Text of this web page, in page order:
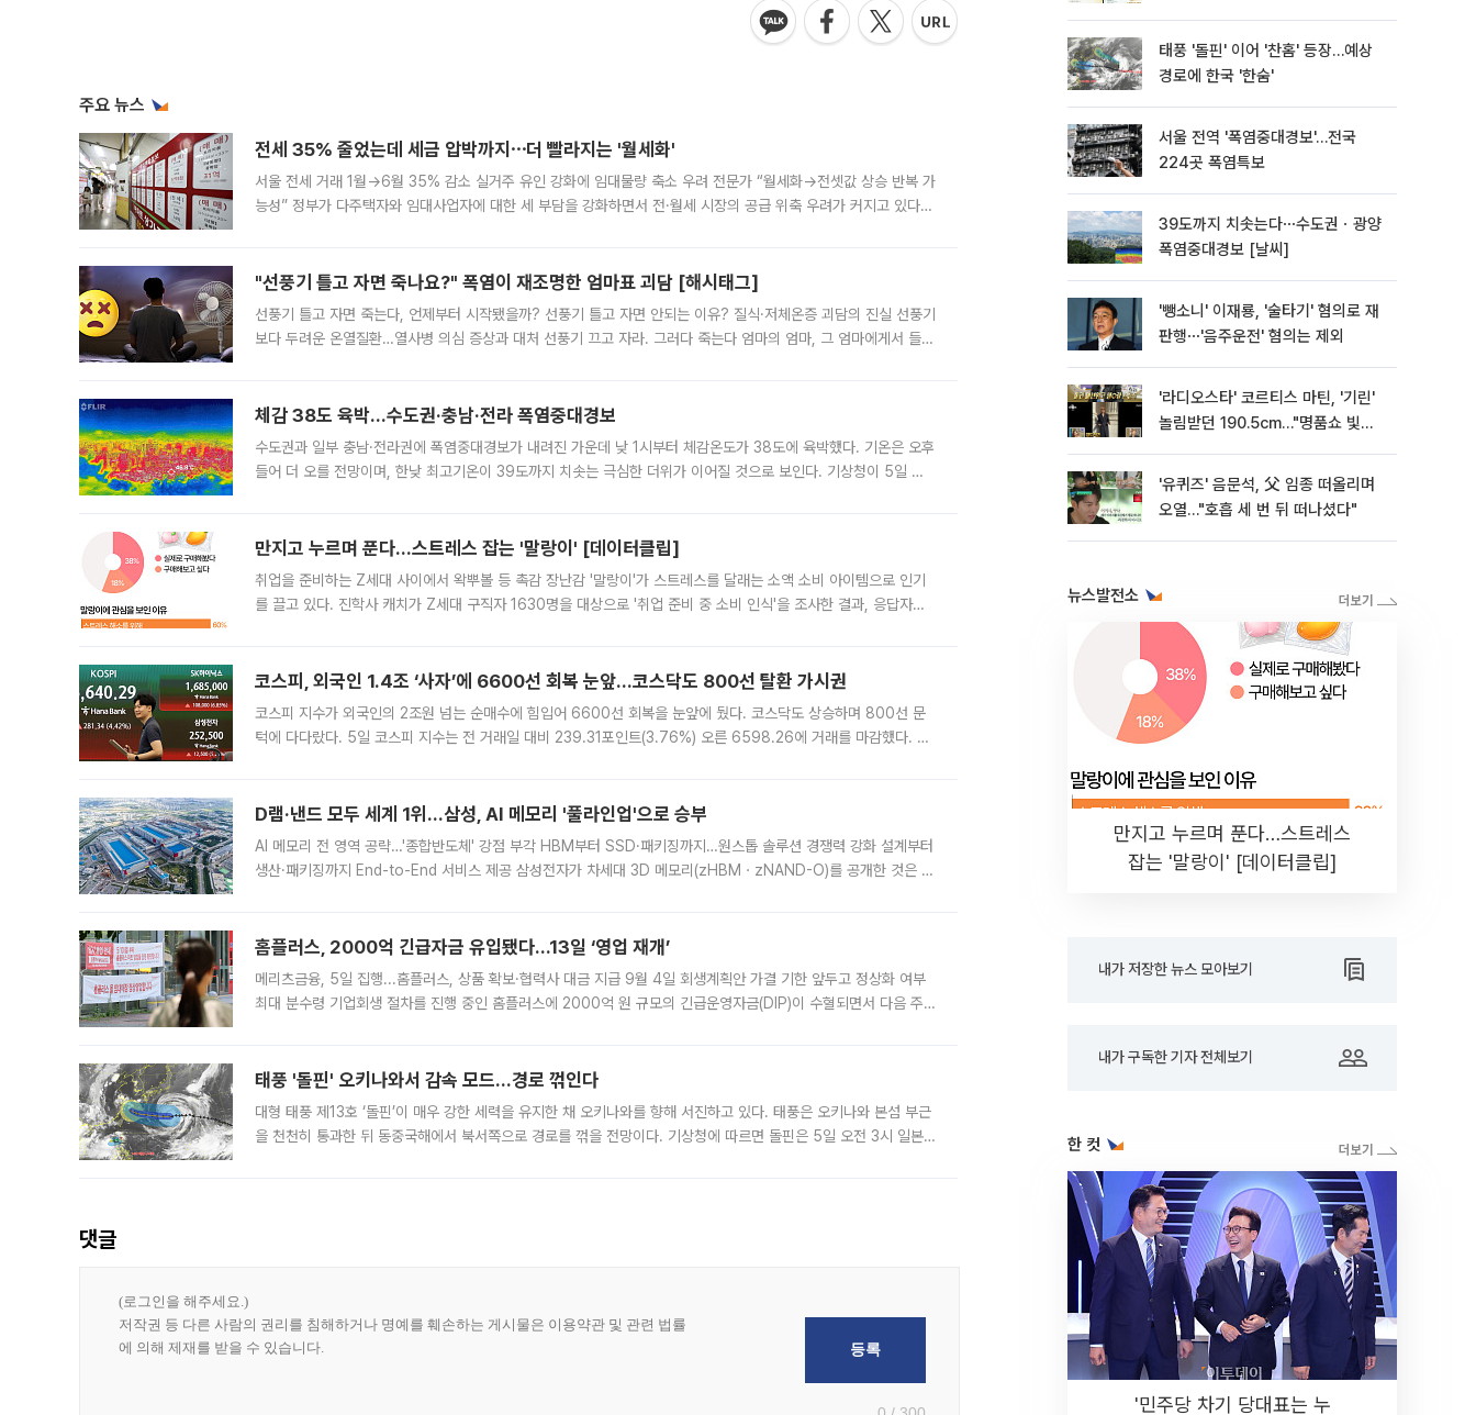
주요 뉴스
전세 35% 줄었는데 세금 압박까지⋯더 빨라지는 '월세화'
서울 전세 거래 1월→6월 35% 감소 실거주 유인 강화에 임대물량 축소 우려 전문가 “월세화→전셋값 상승 반복 가
능성” 정부가 다주택자와 임대사업자에 대한 세 부담을 강화하면서 전·월세 시장의 공급 위축 우려가 커지고 있다.
"선풍기 틀고 자면 죽나요?" 폭염이 재조명한 엄마표 괴담 [해시태그]
선풍기 틀고 자면 죽는다, 언제부터 시작됐을까? 선풍기 틀고 자면 안되는 이유? 질식·저체온증 괴담의 진실 선풍기
보다 두려운 온열질환…열사병 의심 증상과 대처 선풍기 끄고 자라. 그러다 죽는다 엄마의 엄마, 그 엄마에게서 들어
체감 38도 육박…수도권·충남·전라 폭염중대경보
수도권과 일부 충남·전라권에 폭염중대경보가 내려진 가운데 낮 1시부터 체감온도가 38도에 육박했다. 기온은 오후
들어 더 오를 전망이며, 한낮 최고기온이 39도까지 치솟는 극심한 더위가 이어질 것으로 보인다. 기상청이 5일 오
만지고 누르며 푼다…스트레스 잡는 '말랑이' [데이터클립]
취업을 준비하는 Z세대 사이에서 왁뿌볼 등 촉감 장난감 '말랑이'가 스트레스를 달래는 소액 소비 아이템으로 인기
를 끌고 있다. 진학사 캐치가 Z세대 구직자 1630명을 대상으로 '취업 준비 중 소비 인식'을 조사한 결과, 응답자의
코스피, 외국인 1.4조 ‘사자’에 6600선 회복 눈앞…코스닥도 800선 탈환 가시권
코스피 지수가 외국인의 2조원 넘는 순매수에 힘입어 6600선 회복을 눈앞에 뒀다. 코스닥도 상승하며 800선 문
턱에 다다랐다. 5일 코스피 지수는 전 거래일 대비 239.31포인트(3.76%) 오른 6598.26에 거래를 마감했다. 장
D램·낸드 모두 세계 1위…삼성, AI 메모리 '풀라인업'으로 승부
AI 메모리 전 영역 공략…'종합반도체' 강점 부각 HBM부터 SSD·패키징까지…원스톱 솔루션 경쟁력 강화 설계부터
생산·패키징까지 End-to-End 서비스 제공 삼성전자가 차세대 3D 메모리(zHBMㆍzNAND-O)를 공개한 것은 단
홈플러스, 2000억 긴급자금 유입됐다…13일 ‘영업 재개’
메리츠금융, 5일 집행...홈플러스, 상품 확보·협력사 대금 지급 9월 4일 회생계획안 가결 기한 앞두고 정상화 여부
최대 분수령 기업회생 절차를 진행 중인 홈플러스에 2000억 원 규모의 긴급운영자금(DIP)이 수혈되면서 다음 주
태풍 '돌핀' 오키나와서 감속 모드…경로 꺾인다
대형 태풍 제13호 ‘돌핀’이 매우 강한 세력을 유지한 채 오키나와를 향해 서진하고 있다. 태풍은 오키나와 본섬 부근
을 천천히 통과한 뒤 동중국해에서 북서쪽으로 경로를 꺾을 전망이다. 기상청에 따르면 돌핀은 5일 오전 3시 일본
댓글
태풍 '돌핀' 이어 '찬홈' 등장…예상
경로에 한국 '한숨'
서울 전역 '폭염중대경보'…전국
224곳 폭염특보
39도까지 치솟는다⋯수도권ㆍ광양
폭염중대경보 [날씨]
'뺑소니' 이재룡, '술타기' 혐의로 재
판행⋯'음주운전' 혐의는 제외
'라디오스타' 코르티스 마틴, '기린'
놀림받던 190.5cm…"명품쇼 빛낸
'유퀴즈' 음문석, 父 임종 떠올리며
오열…"호흡 세 번 뒤 떠나셨다"
뉴스발전소
만지고 누르며 푼다…스트레스
잡는 '말랑이' [데이터클립]
내가 저장한 뉴스 모아보기
내가 구독한 기자 전체보기
한 컷
'민주당 차기 당대표는 누